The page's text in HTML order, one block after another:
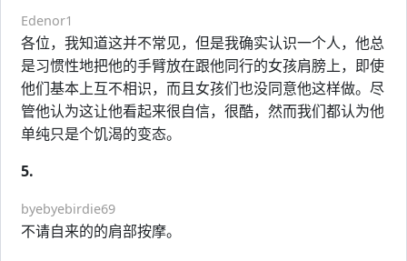
Edenor1
各位，我知道这并不常见，但是我确实认识一个人，他总
是习惯性地把他的手臂放在跟他同行的女孩肩膀上，即使
他们基本上互不相识，而且女孩们也没同意他这样做。尽
管他认为这让他看起来很自信，很酷，然而我们都认为他
单纯只是个饥渴的变态。
5.
byebyebirdie69
不请自来的的肩部按摩。